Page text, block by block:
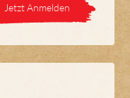
Jetzt Anmelden